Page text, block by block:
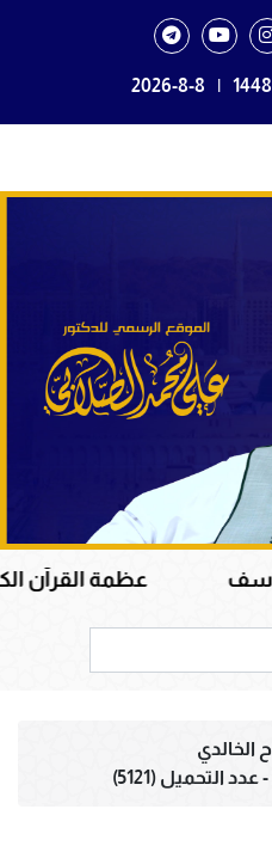
|
2026-8-8
عظمة القرآن الكريم في
الخالدي
- عدد التحميل (5121)